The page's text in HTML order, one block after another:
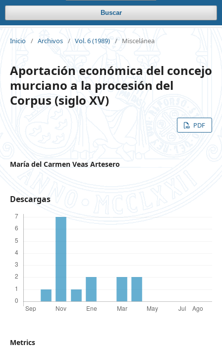
Buscar
Inicio / Archivos / Vol. 6 (1989) / Miscelánea
Aportación económica del concejo
murciano a la procesión del
Corpus (siglo XV)
PDF
María del Carmen Veas Artesero
Descargas
Metrics